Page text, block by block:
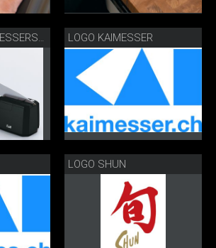
ELEKTRISCHER MESSERSCHÄRFER IM GEBRAUCH AP-0118 LOGO KAIMESSER
LOGO SHUN